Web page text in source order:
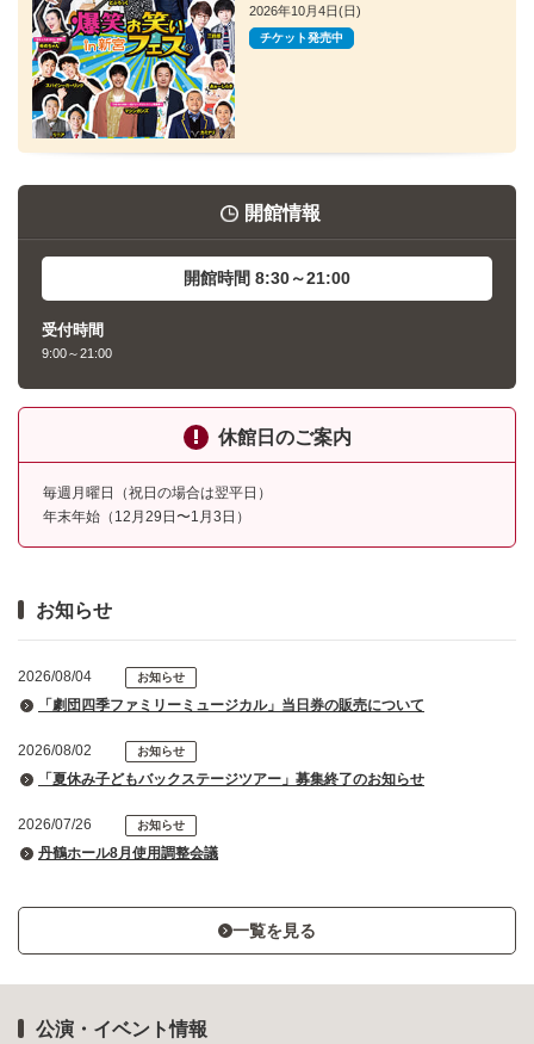
2026年10月4日(日)
チケット発売中
開館情報
開館時間 8:30～21:00
受付時間
9:00～21:00
休館日のご案内
毎週月曜日（祝日の場合は翌平日）
年末年始（12月29日〜1月3日）
お知らせ
2026/08/04 お知らせ
「劇団四季ファミリーミュージカル」当日券の販売について
2026/08/02 お知らせ
「夏休み子どもバックステージツアー」募集終了のお知らせ
2026/07/26 お知らせ
丹鶴ホール8月使用調整会議
した
一覧を見る
公演・イベント情報